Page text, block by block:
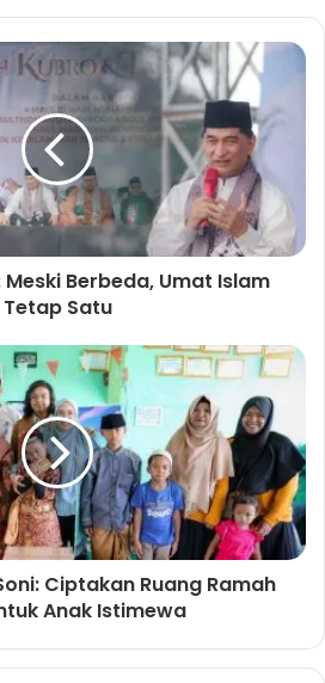
b
s
i
t
e
Berbeda, Umat Islam
Tetap Satu
Ciptakan Ruang Ramah
Anak Istimewa